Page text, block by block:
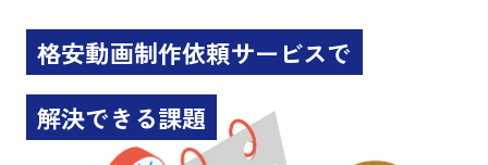
格安動画制作依頼サービスで
解決できる課題